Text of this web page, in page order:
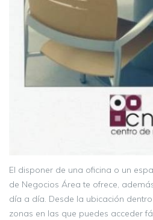
El disponer de una oficina o un
de Negocios Área te ofrece,
día a día. Desde la ubicación
zonas en las que puedes acceder